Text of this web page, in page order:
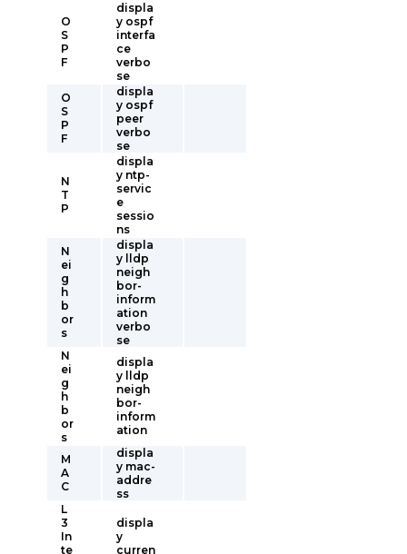
O
S
P
F
displa
y ospf
interfa
ce
verbo
se
O
S
P
F
displa
y ospf
peer
verbo
se
N
T
P
displa
y ntp-
servic
e
sessio
ns
N
ei
g
h
b
or
s
displa
y lldp
neigh
bor-
inform
ation
verbo
se
N
ei
g
h
b
or
s
displa
y lldp
neigh
bor-
inform
ation
M
A
C
displa
y mac-
addre
ss
L
3
In
te
displa
y
curren